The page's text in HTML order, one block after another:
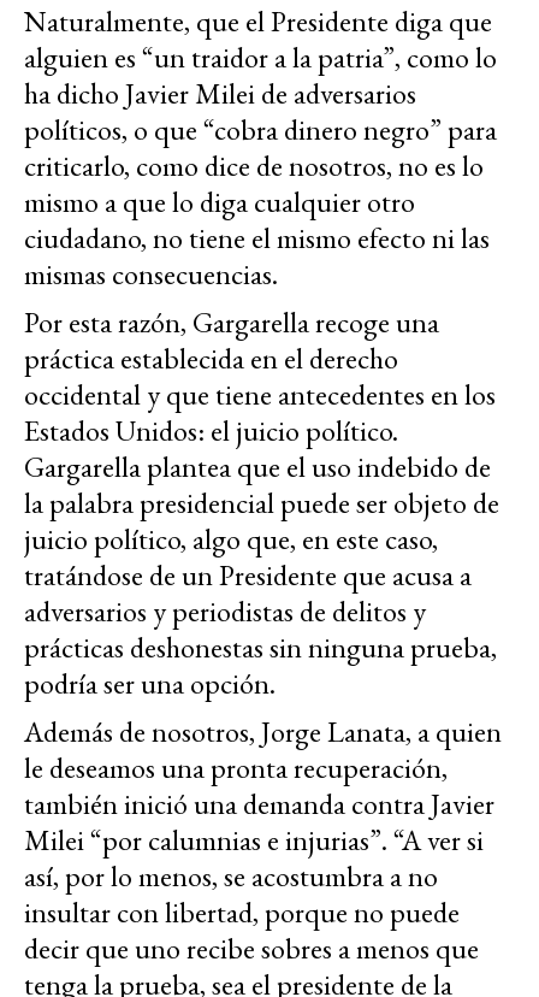
Naturalmente, que el Presidente diga que
alguien es “un traidor a la patria”, como lo
ha dicho Javier Milei de adversarios
políticos, o que “cobra dinero negro” para
criticarlo, como dice de nosotros, no es lo
mismo a que lo diga cualquier otro
ciudadano, no tiene el mismo efecto ni las
mismas consecuencias.
Por esta razón, Gargarella recoge una
práctica establecida en el derecho
occidental y que tiene antecedentes en los
Estados Unidos: el juicio político.
Gargarella plantea que el uso indebido de
la palabra presidencial puede ser objeto de
juicio político, algo que, en este caso,
tratándose de un Presidente que acusa a
adversarios y periodistas de delitos y
prácticas deshonestas sin ninguna prueba,
podría ser una opción.
Además de nosotros, Jorge Lanata, a quien
le deseamos una pronta recuperación,
también inició una demanda contra Javier
Milei “por calumnias e injurias”. “A ver si
así, por lo menos, se acostumbra a no
insultar con libertad, porque no puede
decir que uno recibe sobres a menos que
tenga la prueba, sea el presidente de la